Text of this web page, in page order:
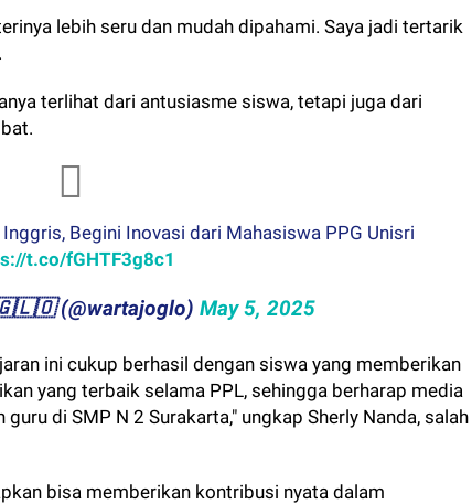
lebih seru dan mudah dipahami. Saya jadi tertarik
terlihat dari antusiasme siswa, tetapi juga dari
Begini Inovasi dari Mahasiswa PPG Unisri
t.co/fGHTF3g8c1
(@wartajoglo) May 5, 2025
ini cukup berhasil dengan siswa yang memberikan
yang terbaik selama PPL, sehingga berharap media
di SMP N 2 Surakarta," ungkap Sherly Nanda, salah
bisa memberikan kontribusi nyata dalam